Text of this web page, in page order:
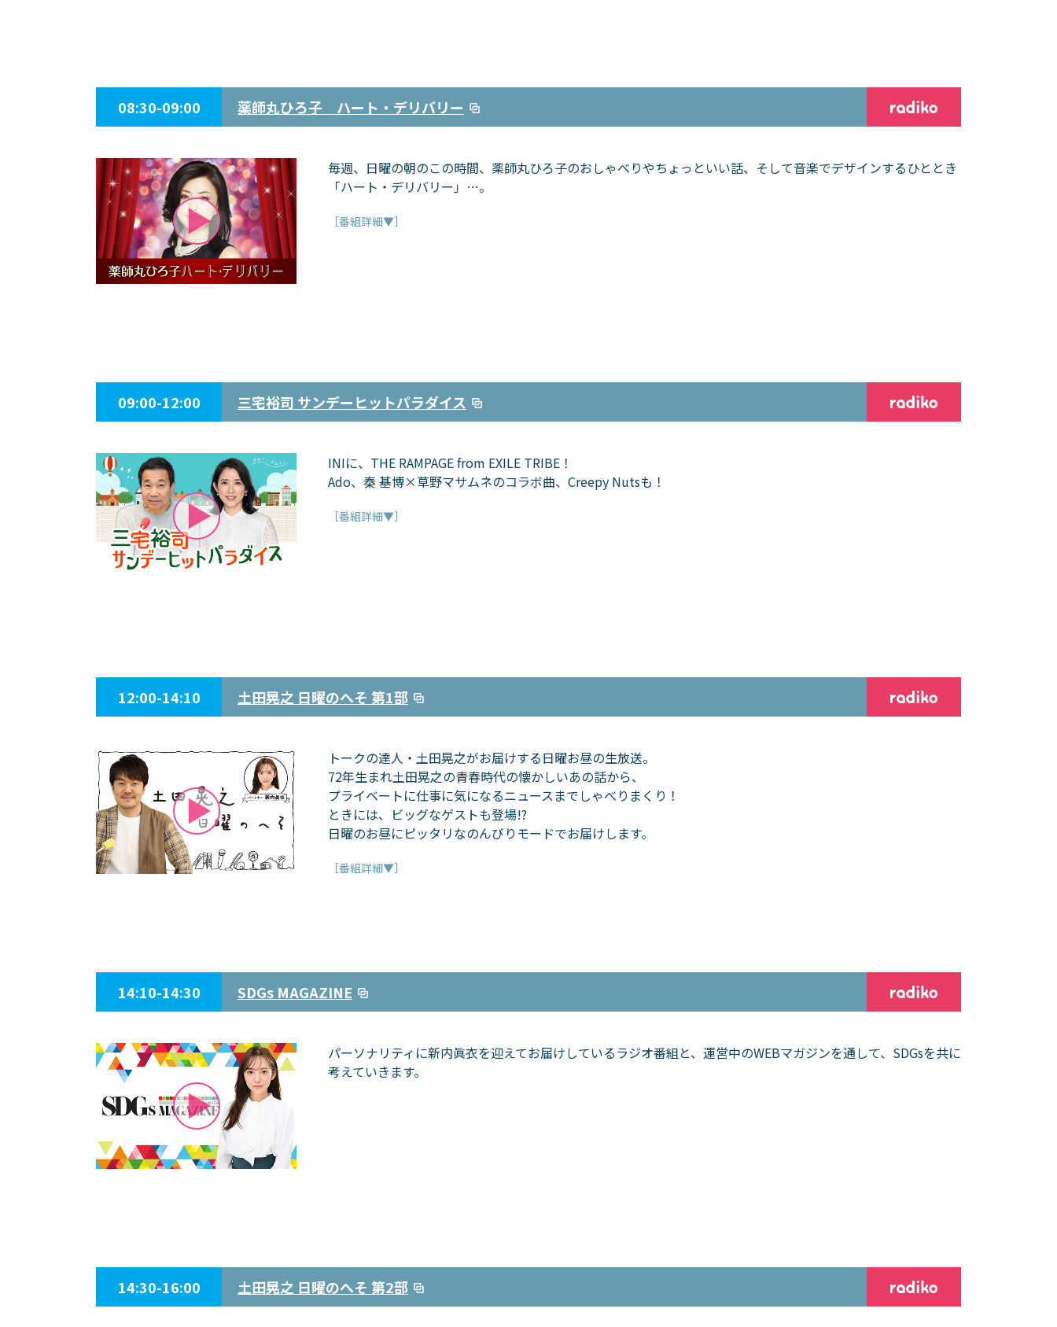
08:30-09:00 薬師丸ひろ子 ハート・デリバリー
毎週、日曜の朝のこの時間、薬師丸ひろ子のおしゃべりやちょっといい話、そして音楽でデザインするひととき
「ハート・デリバリー」…。
［番組詳細▼］
09:00-12:00 三宅裕司 サンデーヒットパラダイス
INIに、THE RAMPAGE from EXILE TRIBE！
Ado、秦 基博×草野マサムネのコラボ曲、Creepy Nutsも！
［番組詳細▼］
12:00-14:10 土田晃之 日曜のへそ 第1部
トークの達人・土田晃之がお届けする日曜お昼の生放送。
72年生まれ土田晃之の青春時代の懐かしいあの話から、
プライベートに仕事に気になるニュースまでしゃべりまくり！
ときには、ビッグなゲストも登場!?
日曜のお昼にピッタリなのんびりモードでお届けします。
［番組詳細▼］
14:10-14:30 SDGs MAGAZINE
パーソナリティに新内眞衣を迎えてお届けしているラジオ番組と、運営中のWEBマガジンを通して、SDGsを共に
考えていきます。
14:30-16:00 土田晃之 日曜のへそ 第2部